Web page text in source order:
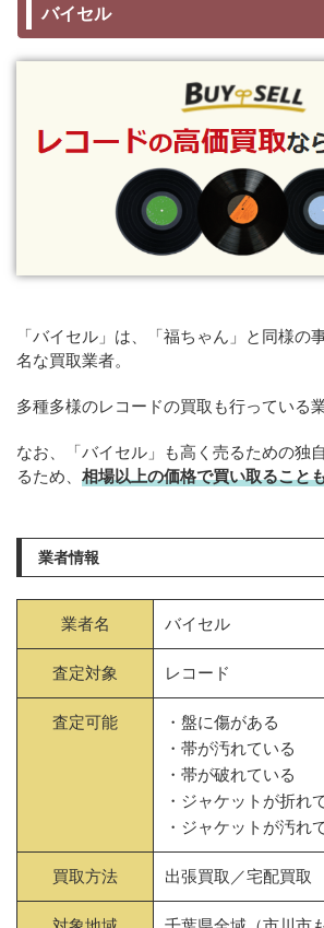
バイセル
「バイセル」は、「福ちゃん」と同様の
名な買取業者。
多種多様のレコードの買取も行っている業
なお、「バイセル」も高く売るための独
るため、 相場以上の価格で買い取ること
業者情報
業者名 バイセル
査定対象 レコード
査定可能
・盤に傷がある
・帯が汚れている
・帯が破れている
・ジャケットが折れ
・ジャケットが汚れ
買取方法 出張買取／宅配買取